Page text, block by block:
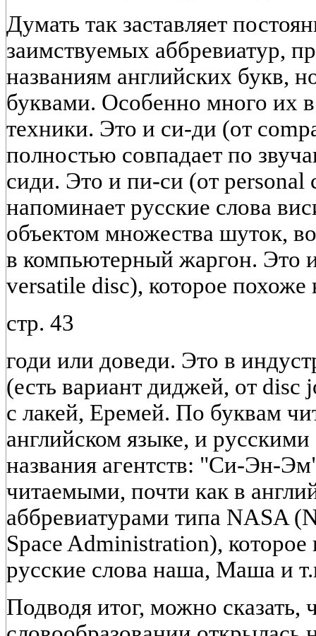
Думать так заставляет
заимствуемых аббревиатур,
названиям английских букв,
буквами. Особенно много их
техники. Это и си-ди (от
полностью совпадает по
сиди. Это и пи-си (от personal
напоминает русские слова
объектом множества шуток,
в компьютерный жаргон. Это
versatile disc), которое похоже
стр. 43
годи или доведи. Это в
(есть вариант диджей, от
с лакей, Еремей. По буквам
английском языке, и
названия агентств: "Си-Эн-
читаемыми, почти как в
аббревиатурами типа NASA
Space Administration), которое
русские слова наша, Маша и
Подводя итог, можно сказать,